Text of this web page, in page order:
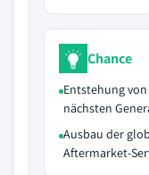
Chance
Entstehung
nächsten
Ausbau der
Aftermarket-